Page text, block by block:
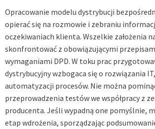
Opracowanie modelu dystrybucji
opierać się na rozmowie i zebraniu
oczekiwaniach klienta. Wszelkie założenia
skonfrontować z obowiązującymi
wymaganiami DPD. W toku prac
dystrybucyjny wzbogaca się o rozwiązania IT,
automatyzacji procesów. Nie można
przeprowadzenia testów we współpracy z
producenta. Jeśli wypadną one pomyślnie,
etap wdrożenia, sporządzając